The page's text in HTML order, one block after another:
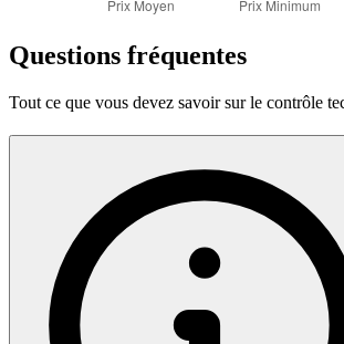
Questions fréquentes
Tout ce que vous devez savoir sur le contrôle